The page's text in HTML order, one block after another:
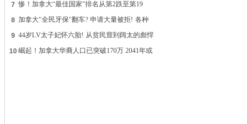
7 惨！加拿大“最佳国家”排名从第2跌至第19
8 加拿大"全民牙保"翻车? 申请大量被拒! 各种
9 44岁LV太子妃怀六胎! 从贫民窟到阔太的彪悍
10 崛起！加拿大华裔人口已突破170万 2041年或